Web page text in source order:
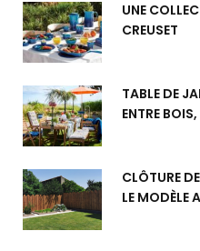
UNE
CREUSET
TABLE DE
ENTRE
CLÔTURE
LE MODÈLE